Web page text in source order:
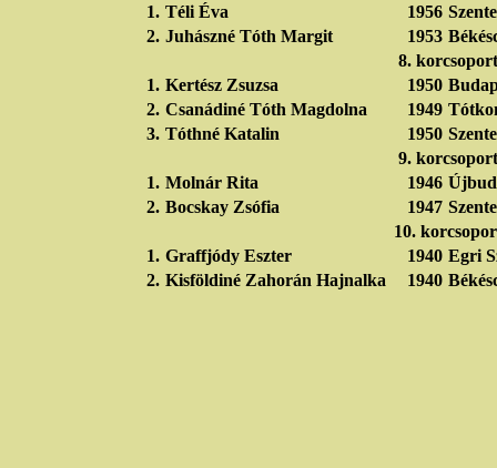
1. Téli Éva 1956
2. Juhászné Tóth Margit 1953
8.
1. Kertész Zsuzsa 1950
2. Csanádiné Tóth Magdolna 1949
3. Tóthné Katalin 1950
9.
1. Molnár Rita 1946
2. Bocskay Zsófia 1947
10.
1. Graffjódy Eszter 1940 Egri
2. Kisföldiné Zahorán Hajnalka 1940